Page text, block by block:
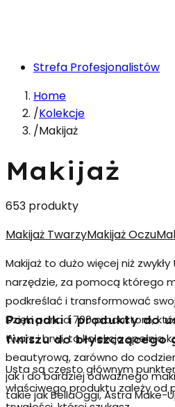
Strefa Profesjonalistów
Home
/Kolekcje
/Makijaż
Makijaż
653 produkty
Makijaż TwarzyMakijaż Oczu
Makijaż to dużo więcej niż
narzędzie, za pomocą którego
podkreślać i transformować
Dzięki ponad 700 produktom,
twarz i brwi, ta kolekcja spełnia
beautyrową, zarówno do
jak i do bardziej odważnego
takie jak BellaOggi, Astra Make-
Pomadki i produkty do
finiszu do błyszczącego
Usta są często głównym
właściwego produktu zależy od